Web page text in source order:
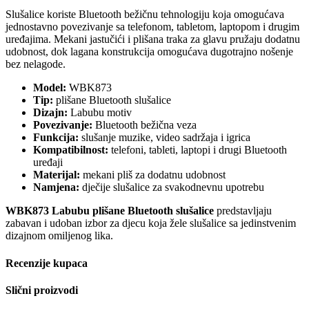
Slušalice koriste Bluetooth bežičnu tehnologiju koja omogućava
jednostavno povezivanje sa telefonom, tabletom, laptopom i drugim
uređajima. Mekani jastučići i plišana traka za glavu pružaju dodatnu
udobnost, dok lagana konstrukcija omogućava dugotrajno nošenje
bez nelagode.
Model: WBK873
Tip: plišane Bluetooth slušalice
Dizajn: Labubu motiv
Povezivanje: Bluetooth bežična veza
Funkcija: slušanje muzike, video sadržaja i igrica
Kompatibilnost: telefoni, tableti, laptopi i drugi Bluetooth
uređaji
Materijal: mekani pliš za dodatnu udobnost
Namjena: dječije slušalice za svakodnevnu upotrebu
WBK873 Labubu plišane Bluetooth slušalice predstavljaju
zabavan i udoban izbor za djecu koja žele slušalice sa jedinstvenim
dizajnom omiljenog lika.
Recenzije kupaca
Slični proizvodi